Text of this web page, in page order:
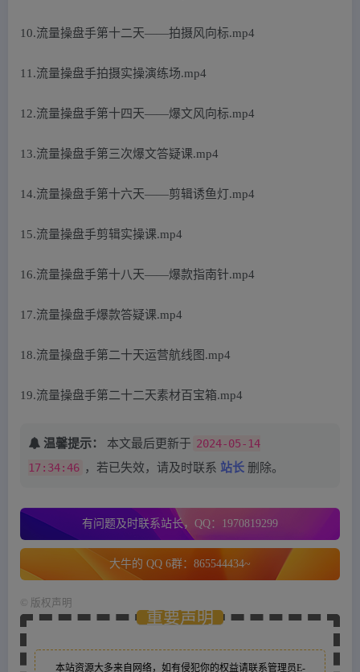
10.流量操盘手第十二天——拍摄风向标.mp4
11.流量操盘手拍摄实操演练场.mp4
12.流量操盘手第十四天——爆文风向标.mp4
13.流量操盘手第三次爆文答疑课.mp4
14.流量操盘手第十六天——剪辑诱鱼灯.mp4
15.流量操盘手剪辑实操课.mp4
16.流量操盘手第十八天——爆款指南针.mp4
17.流量操盘手爆款答疑课.mp4
18.流量操盘手第二十天运营航线图.mp4
19.流量操盘手第二十二天素材百宝箱.mp4
温馨提示： 本文最后更新于 2024-05-14
17:34:46 ，若已失效，请及时联系 站长 删除。
有问题及时联系站长，QQ：1970819299
大牛的 QQ 6群：865544434~
版权声明
重要声明
本站资源大多来自网络，如有侵犯你的权益请联系管理员E-